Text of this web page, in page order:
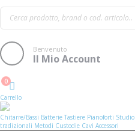
Benvenuto
Il Mio Account
Cart
0
Carrello
Chitarre/Bassi Batterie Tastiere Pianoforti Studio
tradizionali Metodi Custodie Cavi Accessori